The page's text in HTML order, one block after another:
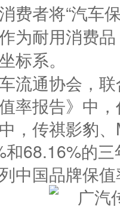
费者将“汽车
为耐用消费
标系。
流通协会，
率报告》中
，传祺影豹
68.16%的
中国品牌保